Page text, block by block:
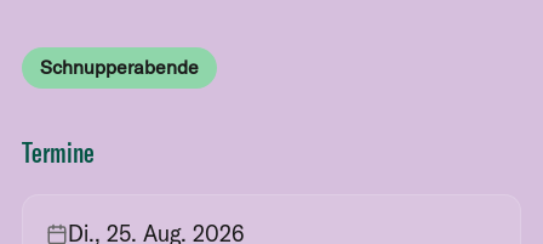
Schnupperabende
Termine
Di., 25. Aug. 2026